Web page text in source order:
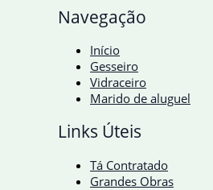
Navegação
Início
Gesseiro
Vidraceiro
Marido de aluguel
Links Úteis
Tá Contratado
Grandes Obras